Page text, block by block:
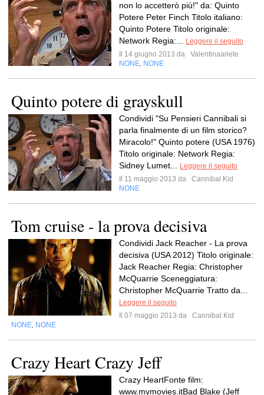
non lo accetterò più!" da: Quinto
Potere Peter Finch Titolo italiano:
Quinto Potere Titolo originale:
Network Regia:...
Leggere il seguito
Il 14 giugno 2013 da
Valentinaariete
NONE NONE
Quinto potere di grayskull
Condividi "Su Pensieri Cannibali si
parla finalmente di un film storico?
Miracolo!" Quinto potere (USA 1976)
Titolo originale: Network Regia:
Sidney Lumet...
Leggere il seguito
Il 11 maggio 2013 da
Cannibal Kid
NONE
Tom cruise - la prova decisiva
Condividi Jack Reacher - La prova
decisiva (USA 2012) Titolo originale:
Jack Reacher Regia: Christopher
McQuarrie Sceneggiatura:
Christopher McQuarrie Tratto da...
Leggere il seguito
Il 07 maggio 2013 da
Cannibal Kid
NONE NONE
Crazy Heart Crazy Jeff
Crazy HeartFonte film:
www.mymovies.itBad Blake (Jeff